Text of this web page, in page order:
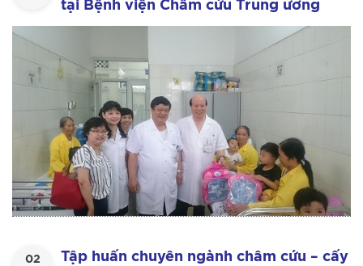
tại Bệnh viện Châm cứu Trung ương
02
Tập huấn chuyên ngành châm cứu – cấy